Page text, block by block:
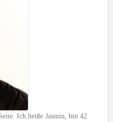
Ich heiße Jasmin, bin 42